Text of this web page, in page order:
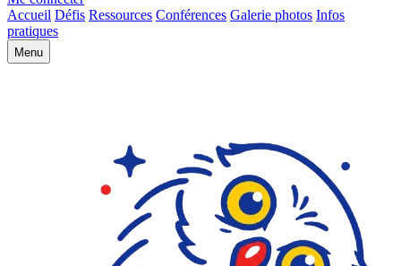
Accueil Défis Ressources Conférences Galerie photos Infos
pratiques
Menu